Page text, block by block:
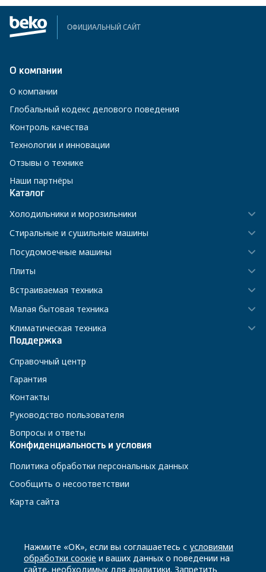
ОФИЦИАЛЬНЫЙ САЙТ
О компании
О компании
Глобальный кодекс делового поведения
Контроль качества
Технологии и инновации
Отзывы о технике
Наши партнёры
Каталог
Холодильники и морозильники
Стиральные и сушильные машины
Посудомоечные машины
Плиты
Встраиваемая техника
Малая бытовая техника
Климатическая техника
Поддержка
Справочный центр
Гарантия
Контакты
Руководство пользователя
Вопросы и ответы
Конфиденциальность и условия
Политика обработки персональных данных
Сообщить о несоответствии
Карта сайта
8 800 200-23-56
Нажмите «ОК», если вы соглашаетесь с условиями
обработки соокіе и ваших данных о поведении на
сайте, необходимых для аналитики. Запретить